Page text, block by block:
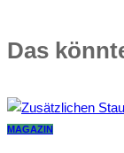
Das
MAGAZIN